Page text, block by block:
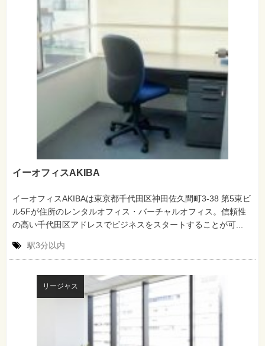
イーオフィスAKIBA
イーオフィスAKIBAは東京都千代田区神田佐久間町3-38 第5東ビ
ル5Fが住所のレンタルオフィス・バーチャルオフィス。信頼性
の高い千代田区アドレスでビジネスをスタートすることが可...
駅3分以内
リージャス